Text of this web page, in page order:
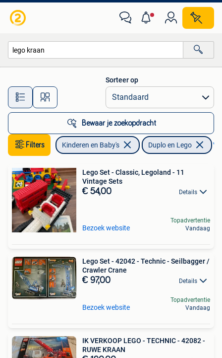
Alle afstanden…
Sorteer op
Bewaar je zoekopdracht
Filters Kinderen en Baby's Duplo en Lego
Lego Set - Classic, Legoland - 11
Vintage Sets
€ 54,00 Details
Bezoek website
Topadvertentie
Vandaag
Lego Set - 42042 - Technic - Seilbagger /
Crawler Crane
€ 97,00 Details
Bezoek website
Topadvertentie
Vandaag
IK VERKOOP LEGO - TECHNIC - 42082 -
RUWE KRAAN